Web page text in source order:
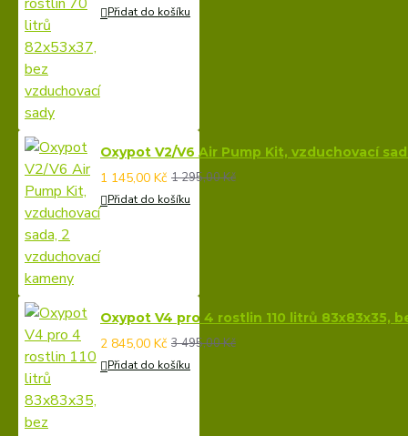
Přidat do košíku
Oxypot V2/V6 Air Pump Kit, vzduchovací
1 145,00 Kč 1 295,00 Kč
Přidat do košíku
Oxypot V4 pro 4 rostlin 110 litrů 83x83x35,
2 845,00 Kč 3 495,00 Kč
Přidat do košíku